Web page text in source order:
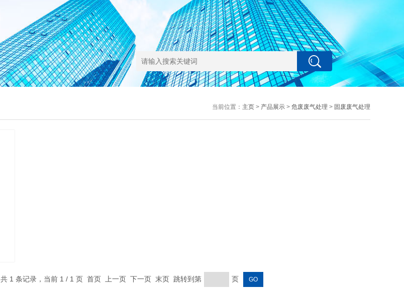
当前位置： 主页> 产品展示> 危废废气处理 > 固废废气处理
共 1 条记录，当前 1 / 1 页 首页 上一页 下一页 末页 跳转到第 页